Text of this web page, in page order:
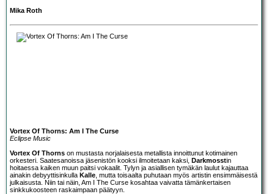
Mika Roth
Vortex Of Thorns: Am I The Curse
Eclipse Music
Vortex Of Thorns on mustasta norjalaisesta metallista innoittunut kotimainen
orkesteri. Saatesanoissa jäsenistön kooksi ilmoitetaan kaksi, Darkmosstin
hoitaessa kaiken muun paitsi vokaalit. Tylyn ja asiallisen tymäkän laulut kajauttaa
ainakin debyyttisinkulla Kalle , mutta toisaalta puhutaan myös artistin ensimmäisestä
julkaisusta. Niin tai näin, Am I The Curse kosahtaa vaivatta tämänkertaisen
sinkkukoosteen raskaimpaan päätyyn.